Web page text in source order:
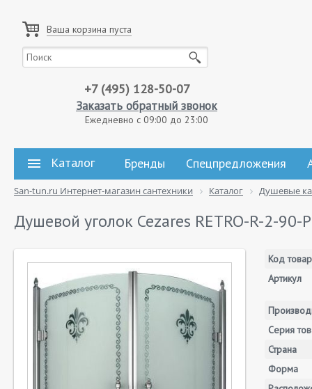
Ваша корзина пуста
+7 (495) 128-50-07
Заказать обратный звонок
Ежедневно с 09:00 до 23:00
Каталог Бренды Спецпредложения
San-tun.ru Интернет-магазин сантехники Каталог Душевые
Душевой уголок Cezares RETRO-R-2-90-
Код
Артикул
Серия
Страна
Форма